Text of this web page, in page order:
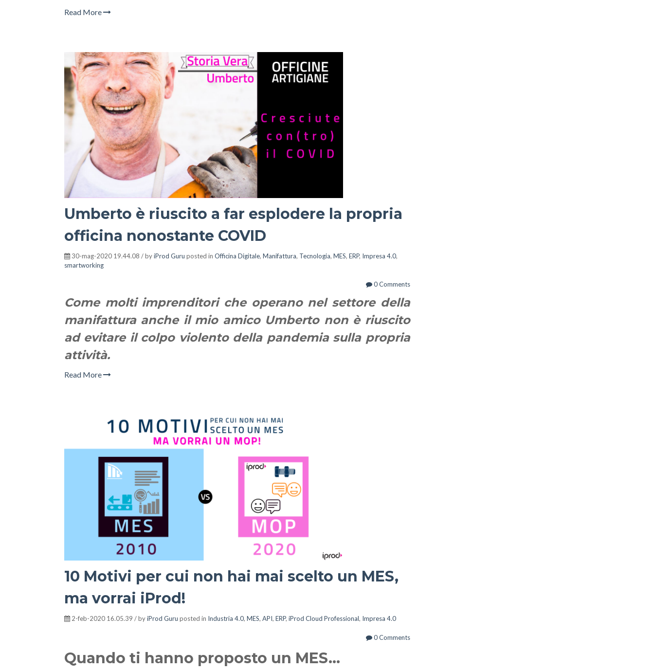
Read More
Umberto è riuscito a far esplodere la propria
officina nonostante COVID
30-mag-2020 19.44.08 / byiProd Guru posted in Officina Digitale, Manifattura, Tecnologia, MES, ERP, Impresa 4.0,
smartworking
0 Comments
Come molti imprenditori che operano nel settore della
manifattura anche il mio amico Umberto non è riuscito
ad evitare il colpo violento della pandemia sulla propria
attività.
Read More
10 Motivi per cui non hai mai scelto un MES,
ma vorrai iProd!
2-feb-2020 16.05.39 / byiProd Guru posted in Industria 4.0, MES, API, ERP, iProd Cloud Professional, Impresa 4.0
0 Comments
Quando ti hanno proposto un MES...